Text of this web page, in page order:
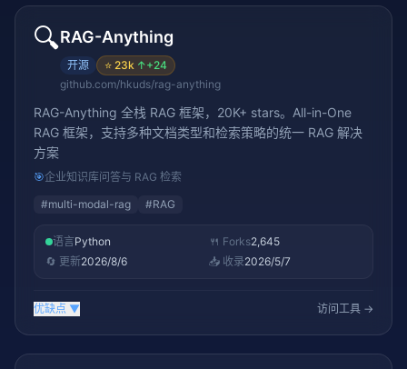
🔍RAG-Anything
开源 ⭐ 23k ↑+24
github.com/hkuds/rag-anything
RAG-Anything 全栈 RAG 框架，20K+ stars。All-in-One
RAG 框架，支持多种文档类型和检索策略的统一 RAG 解决
方案
🎯企业知识库问答与 RAG 检索
#multi-modal-rag #RAG
语言Python 🍴 Forks2,645
🔄 更新2026/8/6 📥 收录2026/5/7
优缺点 ▼ 访问工具 →